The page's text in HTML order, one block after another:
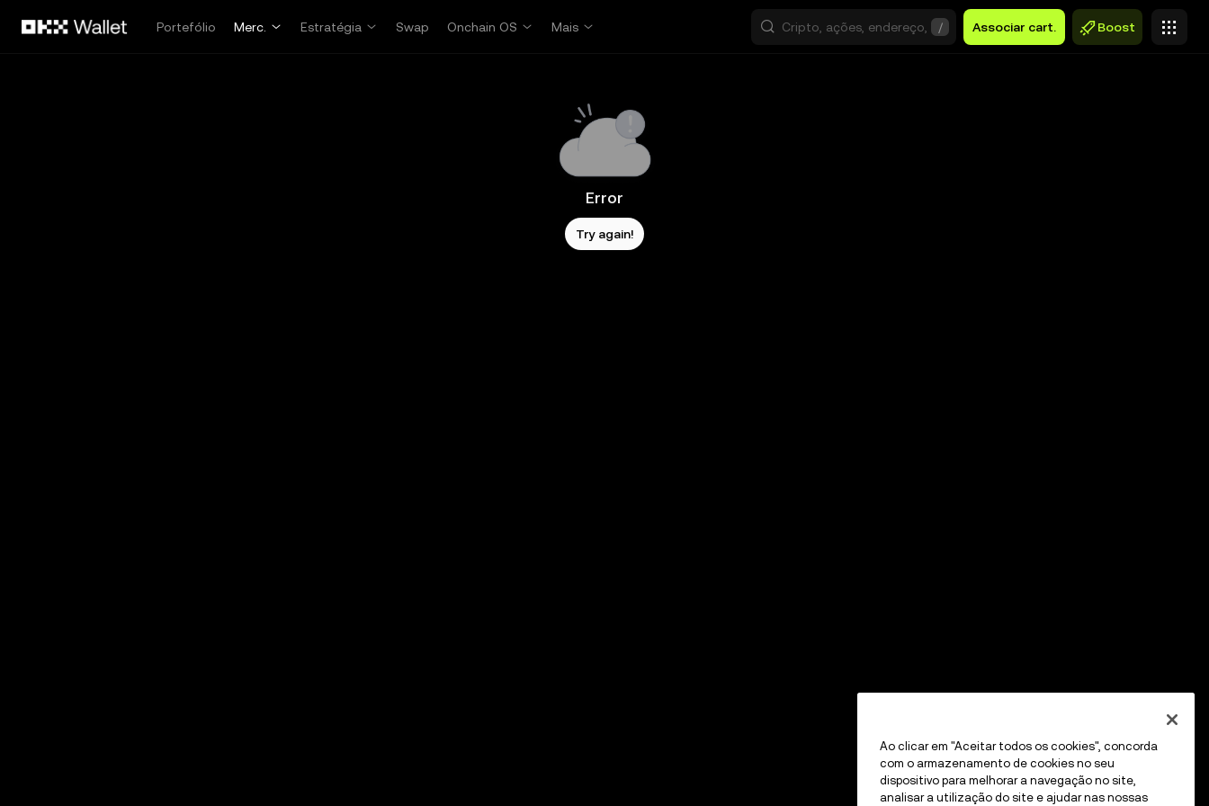
Portefólio
Merc. Estratégia Swap Onchain OS Mais / Associar cart. Boost
Error
Try again!
Ao clicar em "Aceitar todos os cookies", concorda
com o armazenamento de cookies no seu
dispositivo para melhorar a navegação no site,
analisar a utilização do site e ajudar nas nossas